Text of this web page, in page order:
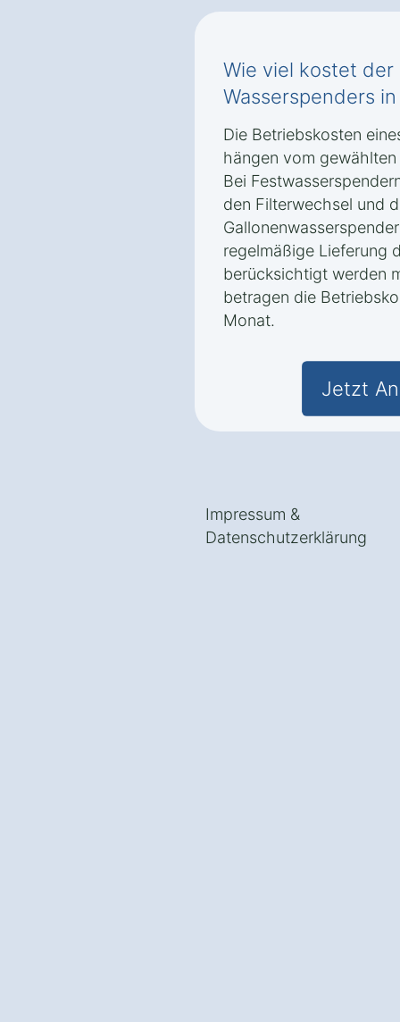
Wie viel kostet
Wasserspenders
Die Betriebskosten
hängen vom
Bei
den Filterwechsel und
regelmäßige Lieferung
berücksichtigt werden
betragen die
Monat.
Jetzt
Impressum &
Datenschutzerklärung